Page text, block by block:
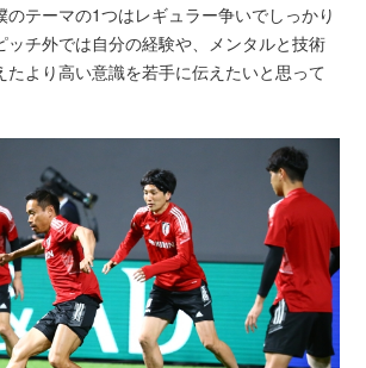
のテーマの1つはレギュラー争いでしっかり
ッチ外では自分の経験や、メンタルと技術
たより高い意識を若手に伝えたいと思って